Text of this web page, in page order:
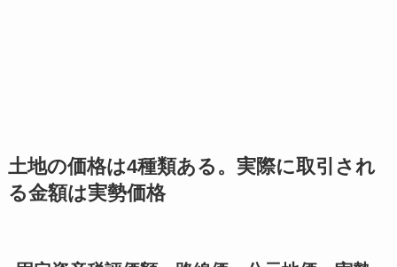
土地の価格は4種類ある。実際に取引され
る金額は実勢価格